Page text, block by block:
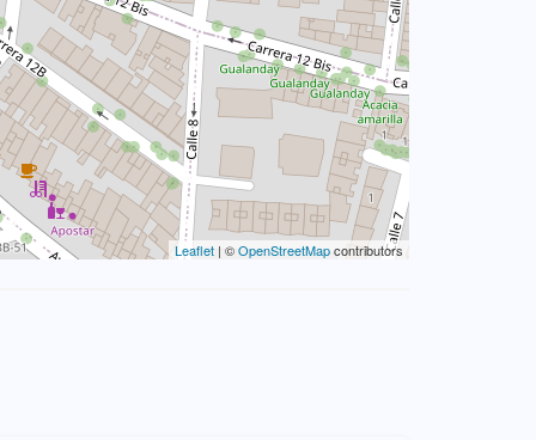
Leaflet | ©OpenStreetMapcontributors